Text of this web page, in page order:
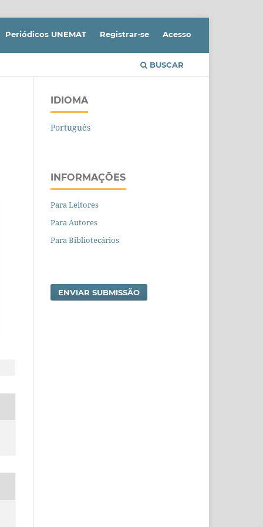
BUSCAR
Periódicos UNEMAT Registrar-se Acesso
IDIOMA
Português
INFORMAÇÕES
Para Leitores
Para Autores
Para Bibliotecários
ENVIAR SUBMISSÃO